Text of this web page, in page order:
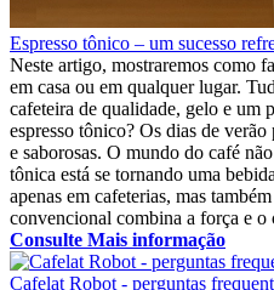
Espresso tônico – um sucesso
Neste artigo, mostraremos como
em casa ou em qualquer lugar.
cafeteira de qualidade, gelo e um
espresso tônico? Os dias de
e saborosas. O mundo do café
tônica está se tornando uma
apenas em cafeterias, mas
convencional combina a força e o
Consulte Mais informação
Cafelat Robot - perguntas